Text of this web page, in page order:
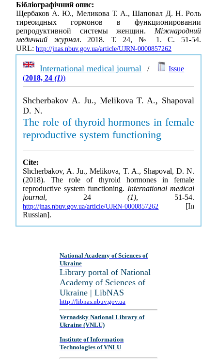
Бібліографічний опис:
Щербаков А. Ю., Меликова Т. А., Шаповал Д. Н. Роль
тиреоидных гормонов в функционировании
репродуктивной системы женщин. Міжнародний
медичний журнал. 2018. Т. 24, № 1. С. 51-54.
URL: http://jnas.nbuv.gov.ua/article/UJRN-0000857262
International medical journal /
Issue
(2018, 24(1))
Shcherbakov A. Ju., Melikova T. A., Shapoval
D. N.
The role of thyroid hormones in female
reproductive system functioning
Cite:
Shcherbakov, A. Ju., Melikova, T. A., Shapoval, D. N.
(2018). The role of thyroid hormones in female
reproductive system functioning. International medical
journal, 24 (1), 51-54.
http://jnas.nbuv.gov.ua/article/UJRN-0000857262 [In
Russian].
National Academy of Sciences of
Ukraine
Library portal of National
Academy of Sciences of
Ukraine | LibNAS
http://libnas.nbuv.gov.ua
Vernadsky National Library of
Ukraine (VNLU)
Institute of Information
Technologies of VNLU